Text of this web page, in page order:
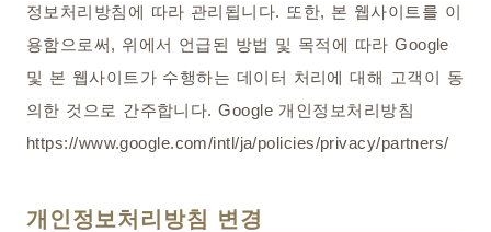
정보처리방침에 따라 관리됩니다. 또한, 본 웹사이트를 이
용함으로써, 위에서 언급된 방법 및 목적에 따라 Google
및 본 웹사이트가 수행하는 데이터 처리에 대해 고객이 동
의한 것으로 간주합니다. Google 개인정보처리방침
https://www.google.com/intl/ja/policies/privacy/partners/
개인정보처리방침 변경